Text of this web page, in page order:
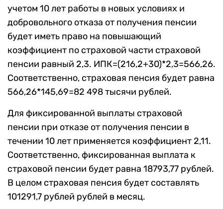
учетом 10 лет работы в новых условиях и
добровольного отказа от получения пенсии
будет иметь право на повышающий
коэффициент по страховой части страховой
пенсии равный 2,3. ИПК=(216,2+30)*2,3=566,26.
Соответственно, страховая пенсия будет равна
566,26*145,69=82 498 тысячи рублей.
Для фиксированной выплаты страховой
пенсии при отказе от получения пенсии в
течении 10 лет применяется коэффициент 2,11.
Соответственно, фиксированная выплата к
страховой пенсии будет равна 18793,77 рублей.
В целом страховая пенсия будет составлять
101291,7 рублей рублей в месяц.